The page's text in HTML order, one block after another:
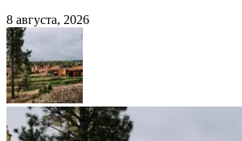
8 августа, 2026